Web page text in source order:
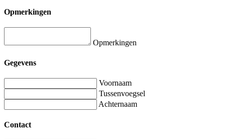
Opmerkingen
Opmerkingen
Gegevens
Voornaam
Tussenvoegsel
Achternaam
Contact